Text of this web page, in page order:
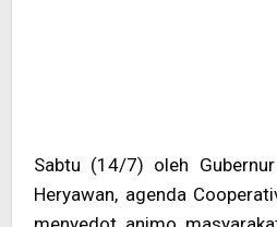
Sabtu (14/7) oleh
Heryawan, agenda